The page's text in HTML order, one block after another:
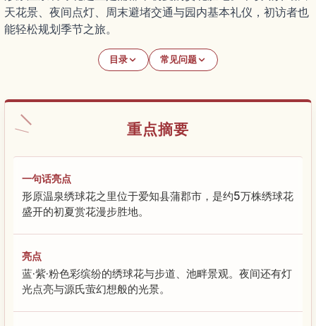
天花景、夜间点灯、周末避堵交通与园内基本礼仪，初访者也
能轻松规划季节之旅。
目录 常见问题
重点摘要
一句话亮点
形原温泉绣球花之里位于爱知县蒲郡市，是约5万株绣球花
盛开的初夏赏花漫步胜地。
亮点
蓝·紫·粉色彩缤纷的绣球花与步道、池畔景观。夜间还有灯
光点亮与源氏萤幻想般的光景。